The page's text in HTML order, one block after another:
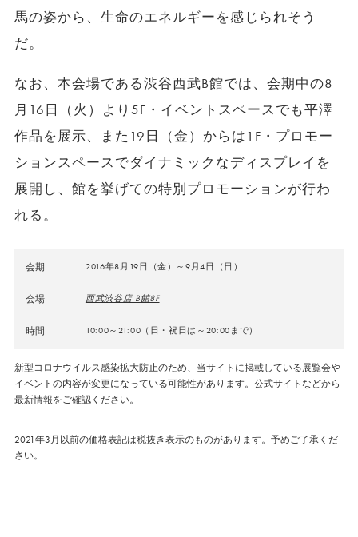
馬の姿から、生命のエネルギーを感じられそう
だ。
なお、本会場である渋谷西武B館では、会期中の8
月16日（火）より5F・イベントスペースでも平澤
作品を展示、また19日（金）からは1F・プロモー
ションスペースでダイナミックなディスプレイを
展開し、館を挙げての特別プロモーションが行わ
れる。
会期 2016年8月19日（金）～9月4日（日）
会場 西武渋谷店 B館8F
時間 10:00～21:00（日・祝日は～20:00まで）
新型コロナウイルス感染拡大防止のため、当サイトに掲載している展覧会や
イベントの内容が変更になっている可能性があります。公式サイトなどから
最新情報をご確認ください。
2021年3月以前の価格表記は税抜き表示のものがあります。予めご了承くだ
さい。